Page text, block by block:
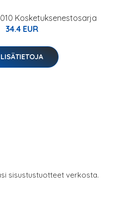
Kosketuksenestosarja
34.4 EUR
LISÄTIETOJA
sisustustuotteet verkosta.